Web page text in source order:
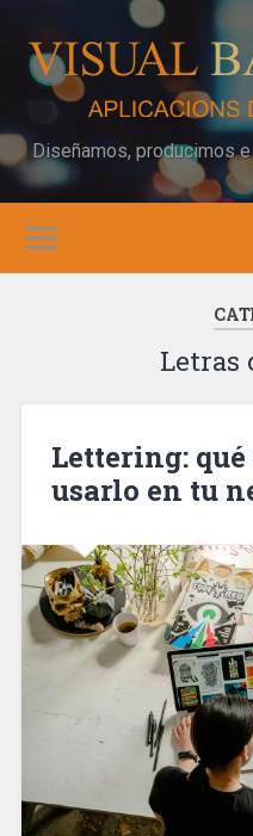
Diseñamos, producimos
Letras
Lettering:
usarlo en tu